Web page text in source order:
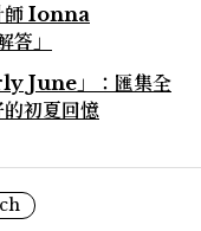
師 Ionna
」
June」：匯集全
初夏回憶